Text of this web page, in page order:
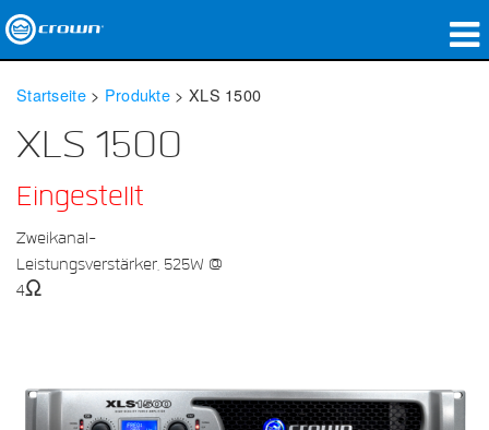
Anwendungen
Wo zu kaufen
Fallstudien
Support
Startseite> Produkte > XLS 1500
XLS 1500
Eingestellt
Zweikanal-
Leistungsverstärker, 525W @
4Ω